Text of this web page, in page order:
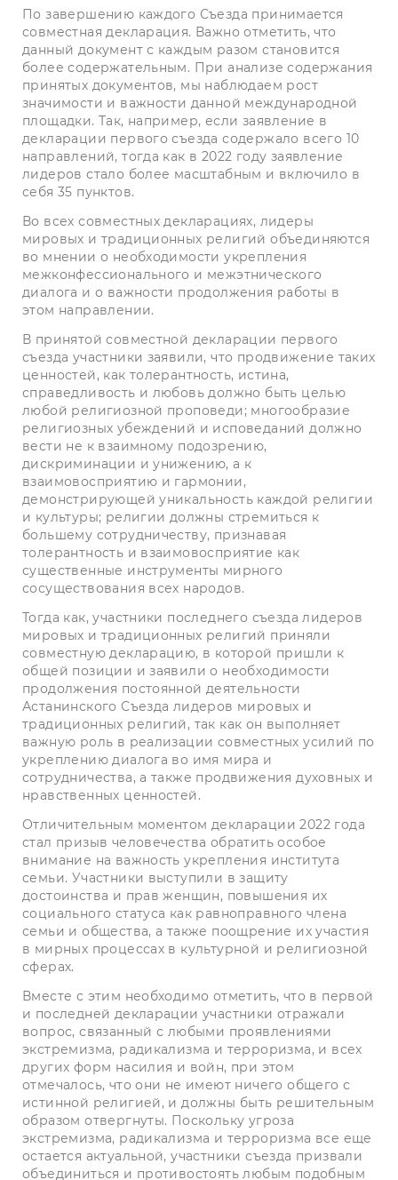
По завершению каждого Съезда принимается
совместная декларация. Важно отметить, что
данный документ с каждым разом становится
более содержательным. При анализе содержания
принятых документов, мы наблюдаем рост
значимости и важности данной международной
площадки. Так, например, если заявление в
декларации первого съезда содержало всего 10
направлений, тогда как в 2022 году заявление
лидеров стало более масштабным и включило в
себя 35 пунктов.
Во всех совместных декларациях, лидеры
мировых и традиционных религий объединяются
во мнении о необходимости укрепления
межконфессионального и межэтнического
диалога и о важности продолжения работы в
этом направлении.
В принятой совместной декларации первого
съезда участники заявили, что продвижение таких
ценностей, как толерантность, истина,
справедливость и любовь должно быть целью
любой религиозной проповеди; многообразие
религиозных убеждений и исповеданий должно
вести не к взаимному подозрению,
дискриминации и унижению, а к
взаимовосприятию и гармонии,
демонстрирующей уникальность каждой религии
и культуры; религии должны стремиться к
большему сотрудничеству, признавая
толерантность и взаимовосприятие как
существенные инструменты мирного
сосуществования всех народов.
Тогда как, участники последнего съезда лидеров
мировых и традиционных религий приняли
совместную декларацию, в которой пришли к
общей позиции и заявили о необходимости
продолжения постоянной деятельности
Астанинского Съезда лидеров мировых и
традиционных религий, так как он выполняет
важную роль в реализации совместных усилий по
укреплению диалога во имя мира и
сотрудничества, а также продвижения духовных и
нравственных ценностей.
Отличительным моментом декларации 2022 года
стал призыв человечества обратить особое
внимание на важность укрепления института
семьи. Участники выступили в защиту
достоинства и прав женщин, повышения их
социального статуса как равноправного члена
семьи и общества, а также поощрение их участия
в мирных процессах в культурной и религиозной
сферах.
Вместе с этим необходимо отметить, что в первой
и последней декларации участники отражали
вопрос, связанный с любыми проявлениями
экстремизма, радикализма и терроризма, и всех
других форм насилия и войн, при этом
отмечалось, что они не имеют ничего общего с
истинной религией, и должны быть решительным
образом отвергнуты. Поскольку угроза
экстремизма, радикализма и терроризма все еще
остается актуальной, участники съезда призвали
объединиться и противостоять любым подобным